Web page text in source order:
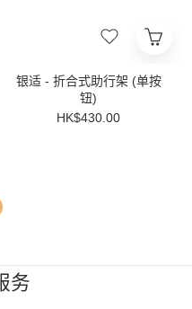
银适 - 折合式助行架 (单按
钮)
HK$430.00
务